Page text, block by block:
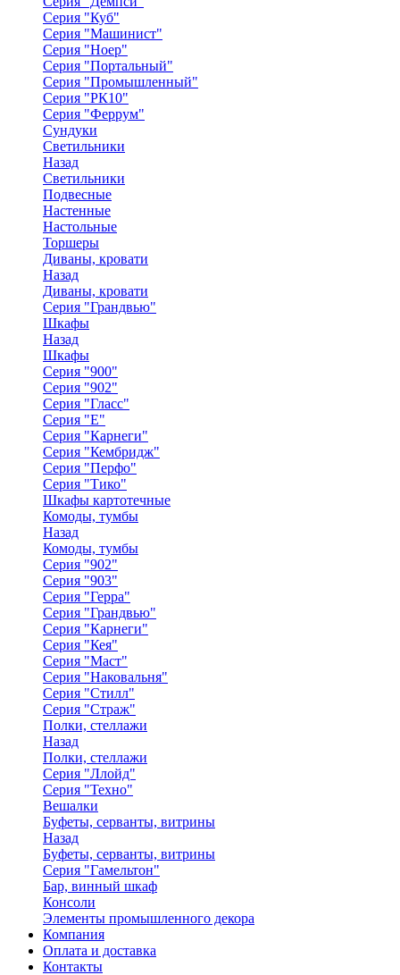
Серия "Куб"
Серия "Машинист"
Серия "Ноер"
Серия "Портальный"
Серия "Промышленный"
Серия "РК10"
Серия "Феррум"
Сундуки
Светильники
Назад
Светильники
Подвесные
Настенные
Настольные
Торшеры
Диваны, кровати
Назад
Диваны, кровати
Серия "Грандвью"
Шкафы
Назад
Шкафы
Серия "900"
Серия "902"
Серия "Гласс"
Серия "Е"
Серия "Карнеги"
Серия "Кембридж"
Серия "Перфо"
Серия "Тико"
Шкафы картотечные
Комоды, тумбы
Назад
Комоды, тумбы
Серия "902"
Серия "903"
Серия "Герра"
Серия "Грандвью"
Серия "Карнеги"
Серия "Кея"
Серия "Маст"
Серия "Наковальня"
Серия "Стилл"
Серия "Страж"
Полки, стеллажи
Назад
Полки, стеллажи
Серия "Ллойд"
Серия "Техно"
Вешалки
Буфеты, серванты, витрины
Назад
Буфеты, серванты, витрины
Серия "Гамельтон"
Бар, винный шкаф
Консоли
Элементы промышленного декора
Компания
Оплата и доставка
Контакты